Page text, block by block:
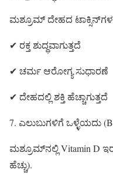
ಮಶ್ರೂಮ್ ದೇಹದ
✔ ರಕ್ತ ಶುದ್ಧವಾಗುತ್ತದೆ
✔ ಚರ್ಮ ಆರೋಗ್ಯ ಸುಧಾರಣೆ
✔ ದೇಹದಲ್ಲಿ ಶಕ್ತಿ ಹೆಚ್ಚಾಗುತ್ತದೆ
7. ಎಲುಬುಗಳಿಗೆ ಒಳ್ಳೆಯದು
ಮಶ್ರೂಮ್‌ನಲ್ಲಿ Vitamin D
ಹೆಚ್ಚು).